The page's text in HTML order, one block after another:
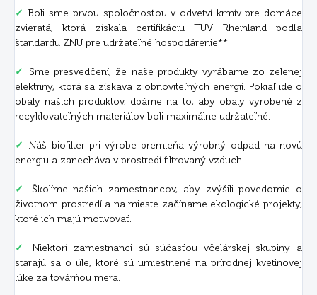
✓ Boli sme prvou spoločnosťou v odvetví krmív pre domáce
zvieratá, ktorá získala certifikáciu TÜV Rheinland podľa
štandardu ZNU pre udržateľné hospodárenie**.
✓
Sme presvedčení, že naše produkty vyrábame zo zelenej
elektriny, ktorá sa získava z obnoviteľných energií. Pokiaľ ide o
obaly našich produktov, dbáme na to, aby obaly vyrobené z
recyklovateľných materiálov boli maximálne udržateľné.
✓ Náš biofilter pri výrobe premieňa výrobný odpad na novú
energiu a zanecháva v prostredí filtrovaný vzduch.
✓
Školíme našich zamestnancov, aby zvýšili povedomie o
životnom prostredí a na mieste začíname ekologické projekty,
ktoré ich majú motivovať.
✓
Niektorí zamestnanci sú súčasťou včelárskej skupiny a
starajú sa o úle, ktoré sú umiestnené na prírodnej kvetinovej
lúke za továrňou mera.